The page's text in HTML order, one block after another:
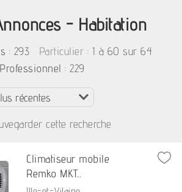
- Habitation
: 293 Particulier : 1 à 60 sur 64
Professionnel : 229
cette recherche
Climatiseur mobile
Remko MKT...